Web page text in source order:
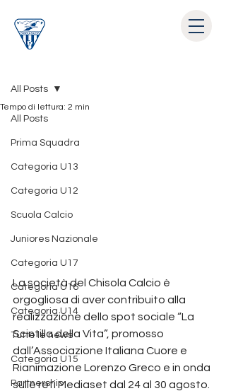
All Posts
Prima Squadra
Categoria U13
Categoria U12
Scuola Calcio
Juniores Nazionale
Categoria U17
Categoria U16
Categoria U14
Tutte le news
Categoria U15
Partnership
All Posts
Tempo di lettura: 2 min
La società del Chisola Calcio è
orgogliosa di aver contribuito alla
realizzazione dello spot sociale “La
Scintilla della Vita”, promosso
dall’Associazione Italiana Cuore e
Rianimazione Lorenzo Greco e in onda
sulle reti Mediaset dal 24 al 30 agosto.